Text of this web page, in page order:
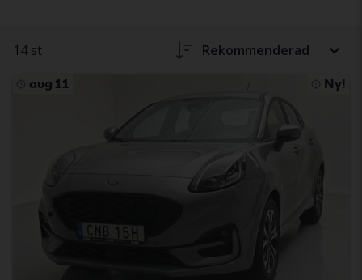
14 st Rekommenderad
aug 11 Ny!